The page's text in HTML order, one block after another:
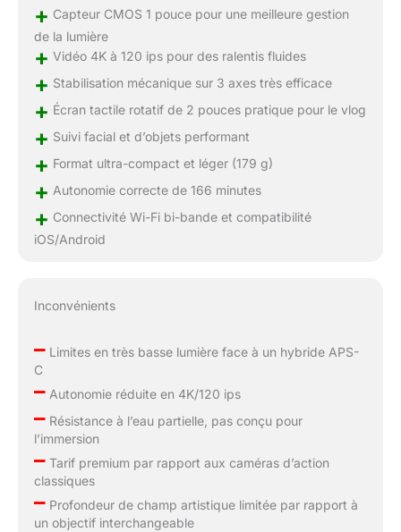
+ Capteur CMOS 1 pouce pour une meilleure gestion
de la lumière
+ Vidéo 4K à 120 ips pour des ralentis fluides
+ Stabilisation mécanique sur 3 axes très efficace
+ Écran tactile rotatif de 2 pouces pratique pour le vlog
+ Suivi facial et d’objets performant
+ Format ultra-compact et léger (179 g)
+ Autonomie correcte de 166 minutes
+ Connectivité Wi-Fi bi-bande et compatibilité
iOS/Android
Inconvénients
–Limites en très basse lumière face à un hybride APS-
C
–Autonomie réduite en 4K/120 ips
–Résistance à l’eau partielle, pas conçu pour
l’immersion
–Tarif premium par rapport aux caméras d’action
classiques
–Profondeur de champ artistique limitée par rapport à
un objectif interchangeable